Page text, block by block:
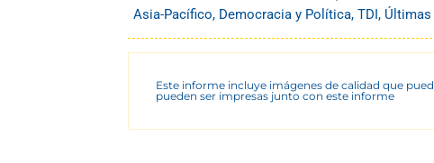
Asia-Pacífico, Democracia y Política, TDI,
Este informe incluye imágenes de calidad que
pueden ser impresas junto con este informe